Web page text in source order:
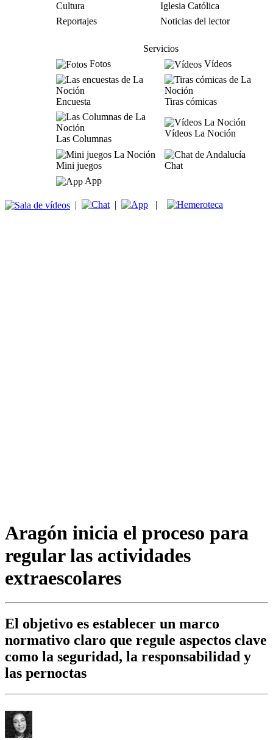
Cultura
Iglesia Católica
Reportajes
Noticias del lector
Servicios
Fotos
Vídeos
Encuesta Tiras cómicas
Las Columnas
Vídeos La Noción
Mini juegos
Chat
App
| | |
Aragón inicia el proceso para
regular las actividades
extraescolares
El objetivo es establecer un marco
normativo claro que regule aspectos clave
como la seguridad, la responsabilidad y
las pernoctas